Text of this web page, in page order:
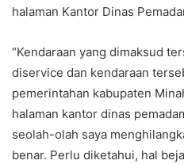
halaman Kantor Dinas
“Kendaraan yang dimaksud
diservice dan kendaraan
pemerintahan kabupaten
halaman kantor dinas
seolah-olah saya
benar. Perlu diketahui, hal